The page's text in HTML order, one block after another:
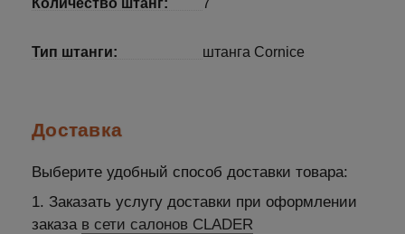
Тип штанги: штанга Cornice
Доставка
Выберите удобный способ доставки товара:
1. Заказать услугу доставки при оформлении
заказа в сети салонов CLADER